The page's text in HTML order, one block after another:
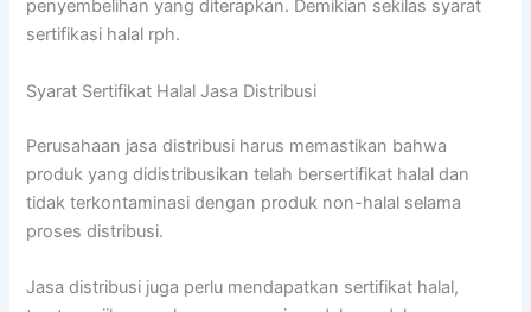
penyembelihan yang diterapkan. Demikian sekilas syarat
sertifikasi halal rph.
Syarat Sertifikat Halal Jasa Distribusi
Perusahaan jasa distribusi harus memastikan bahwa
produk yang didistribusikan telah bersertifikat halal dan
tidak terkontaminasi dengan produk non-halal selama
proses distribusi.
Jasa distribusi juga perlu mendapatkan sertifikat halal,